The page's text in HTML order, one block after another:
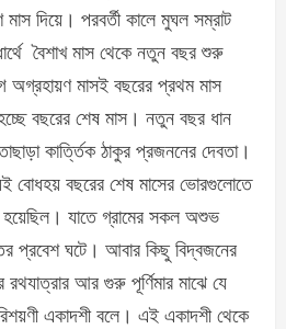
দিয়ে। পরবর্তী কালে মুঘল সম্রাট
বৈশাখ মাস থেকে নতুন বছর শুরু
মাসই বছরের প্রথম মাস
বছরের শেষ মাস। নতুন বছর ধান
কার্ত্তিক ঠাকুর প্রজননের দেবতা।
বোধহয় বছরের শেষ মাসের ভোরগুলোতে
হয়েছিল। যাতে গ্রামের সকল অশুভ
প্রবেশ ঘটে। আবার কিছু বিদ্বজনের
আর গুরু পূর্ণিমার মাঝে যে
একাদশী বলে। এই একাদশী থেকে